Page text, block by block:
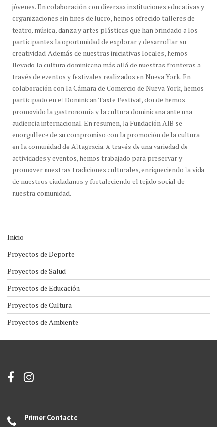
jóvenes. En colaboración con diversas instituciones educativas y
organizaciones sin fines de lucro, hemos ofrecido talleres de
teatro, música, danza y artes plásticas que han brindado a los
participantes la oportunidad de explorar y desarrollar su
creatividad. Además de nuestras iniciativas locales, hemos
llevado la cultura dominicana más allá de nuestras fronteras a
través de eventos y festivales realizados en Nueva York. En
colaboración con la Cámara de Comercio de Nueva York, hemos
participado en el Dominican Taste Festival, donde hemos
promovido la gastronomía y la cultura dominicana ante una
audiencia internacional. En resumen, la Fundación AIB se
enorgullece de su compromiso con la promoción de la cultura
en la comunidad de Altagracia. A través de una variedad de
actividades y eventos, hemos trabajado para preservar y
promover nuestras tradiciones culturales, enriqueciendo la vida
de nuestros ciudadanos y fortaleciendo el tejido social de
nuestra comunidad.
Inicio
Proyectos de Deporte
Proyectos de Salud
Proyectos de Educación
Proyectos de Cultura
Proyectos de Ambiente
Primer Contacto